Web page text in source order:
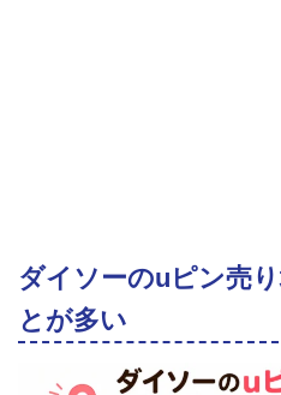
ダイソーのuピン売
とが多い